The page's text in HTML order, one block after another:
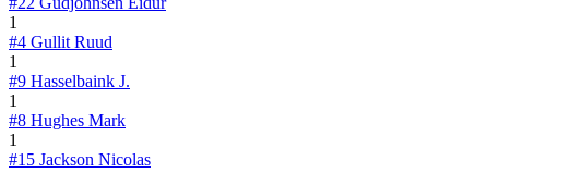
1
#4 Gullit Ruud
1
#9 Hasselbaink J.
1
#8 Hughes Mark
1
#15 Jackson Nicolas